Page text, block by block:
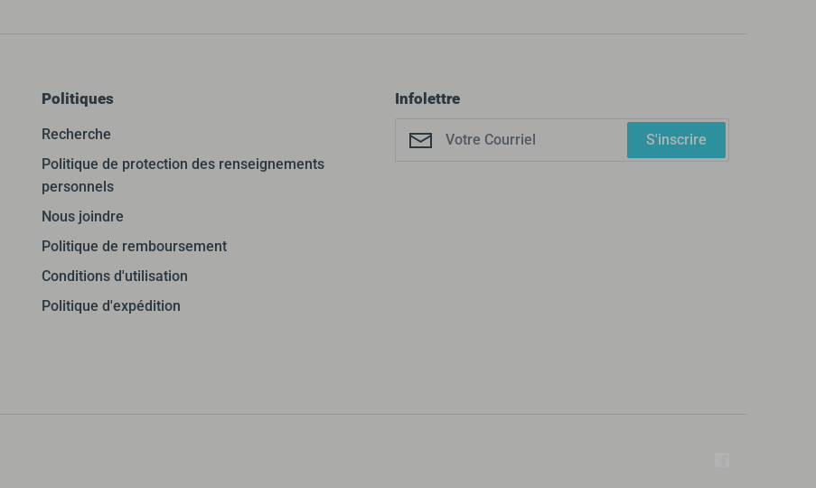
Politiques
Recherche
Politique de protection des renseignements
personnels
Nous joindre
Politique de remboursement
Conditions d'utilisation
Politique d'expédition
Infolettre
S'inscrire